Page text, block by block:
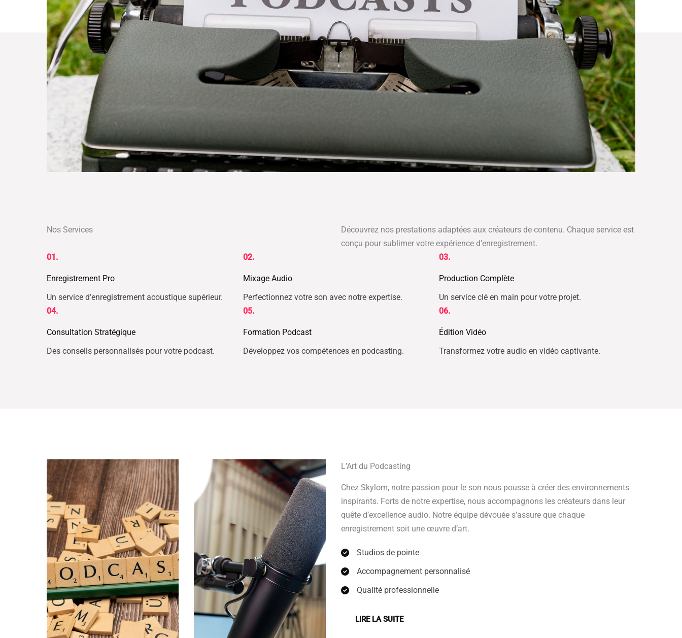
Nos Services
Découvrez nos prestations adaptées aux créateurs de contenu. Chaque service est
conçu pour sublimer votre expérience d’enregistrement.
01.
Enregistrement Pro
Un service d’enregistrement acoustique supérieur.
02.
Mixage Audio
Perfectionnez votre son avec notre expertise.
03.
Production Complète
Un service clé en main pour votre projet.
04.
Consultation Stratégique
Des conseils personnalisés pour votre podcast.
05.
Formation Podcast
Développez vos compétences en podcasting.
06.
Édition Vidéo
Transformez votre audio en vidéo captivante.
L’Art du Podcasting
Chez Skylom, notre passion pour le son nous pousse à créer des environnements
inspirants. Forts de notre expertise, nous accompagnons les créateurs dans leur
quête d’excellence audio. Notre équipe dévouée s’assure que chaque
enregistrement soit une œuvre d’art.
Studios de pointe
Accompagnement personnalisé
Qualité professionnelle
LIRE LA SUITE